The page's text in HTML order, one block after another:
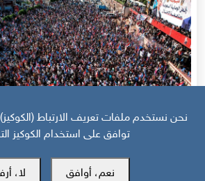
نحن نستخدم ملفات تعريف الارتباط
توافق على استخدام الكوكيز
نعم، أوافق لا،